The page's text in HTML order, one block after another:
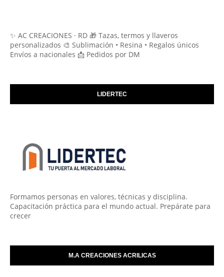
✨ AC CREACIONES · RD 🎁 Tazas, termos y llaveros
personalizados 🎨 Sublimación • Resina • Regalos únicos
Envíos a nacionales 📩 Pedidos por DM
LIDERTEC
Formamos personas en valores, técnicas y disciplina.
Capacitación práctica para el mundo actual. Prepárate para
crecer
M.A CREACIONES ACRILICAS